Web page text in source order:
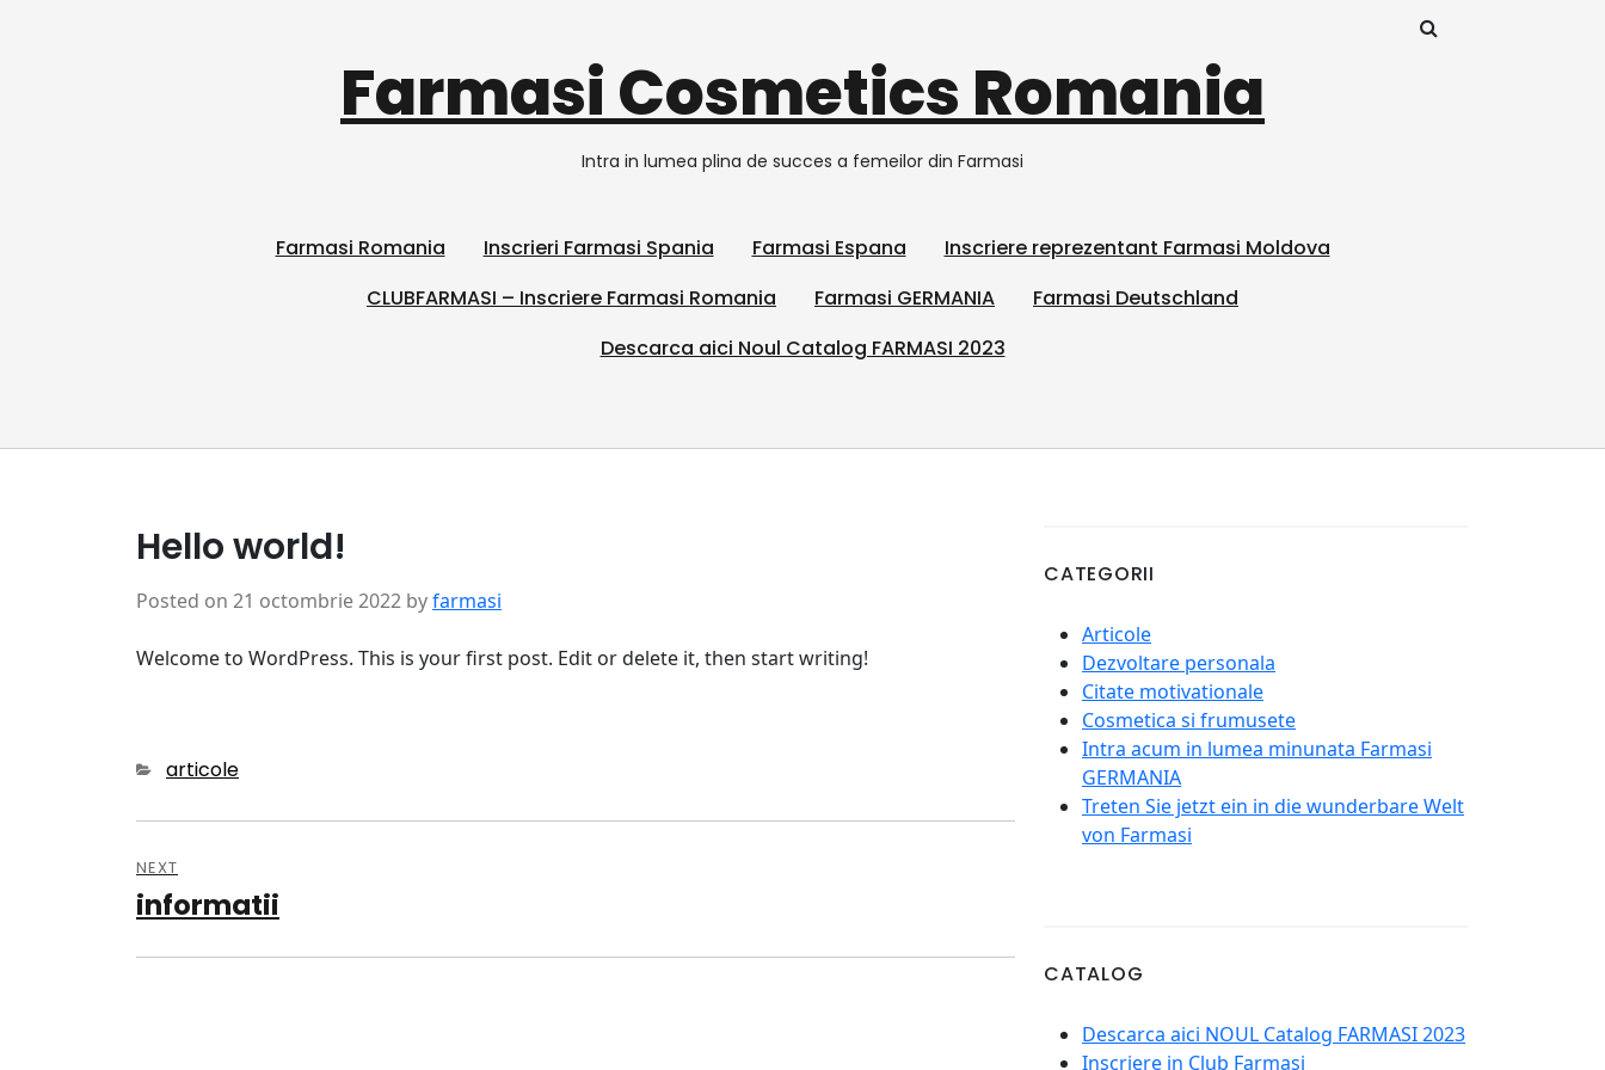
Farmasi Cosmetics Romania
Intra in lumea plina de succes a femeilor din Farmasi
Farmasi Romania Inscrieri Farmasi Spania Farmasi Espana
Inscriere reprezentant Farmasi Moldova
CLUBFARMASI – Inscriere Farmasi Romania
Farmasi GERMANIA
Farmasi Deutschland
Descarca aici Noul Catalog FARMASI 2023
Hello world!
Posted on 21 octombrie 2022 byfarmasi
Welcome to WordPress. This is your first post. Edit or delete it, then start writing!
Categories
articole
în
articole
NEXT
Next
informatii
CATEGORII
Articole
Dezvoltare personala
Citate motivationale
Cosmetica si frumusete
Intra acum in lumea minunata Farmasi
GERMANIA
Treten Sie jetzt ein in die wunderbare Welt
von Farmasi
CATALOG
Descarca aici NOUL Catalog FARMASI 2023
Inscriere in Club Farmasi